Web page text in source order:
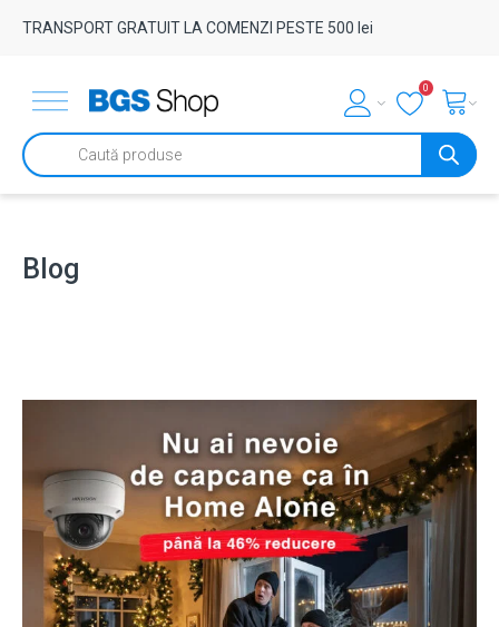
TRANSPORT GRATUIT LA COMENZI PESTE 500 lei
0
Products
search
Blog